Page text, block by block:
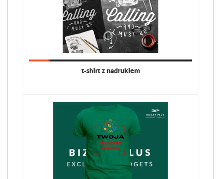
t-shirt z nadrukiem